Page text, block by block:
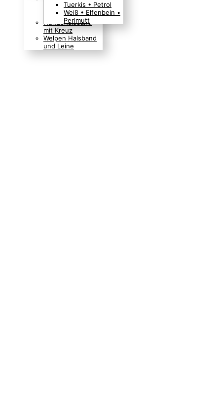
Boho Indianer
Hippie Look
Hundehalsband
mit Kreuz
Welpen Halsband
und Leine
Tuerkis • Petrol
Weiß • Elfenbein •
Perlmutt